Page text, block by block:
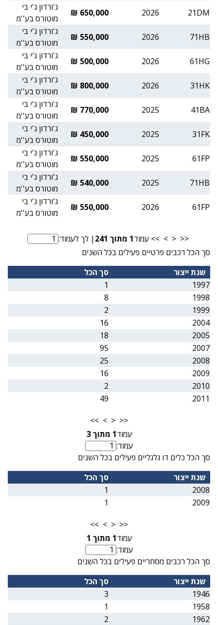
21DM
2026
650,000 ₪
ג'ורדון ג'י בי
מוטורס בע''מ
71HB
2026
550,000 ₪
ג'ורדון ג'י בי
מוטורס בע''מ
61HG
2026
500,000 ₪
ג'ורדון ג'י בי
מוטורס בע''מ
31HK
2026
800,000 ₪
ג'ורדון ג'י בי
מוטורס בע''מ
41BA
2025
770,000 ₪
ג'ורדון ג'י בי
מוטורס בע''מ
31FK
2025
450,000 ₪
ג'ורדון ג'י בי
מוטורס בע''מ
61FP
2025
550,000 ₪
ג'ורדון ג'י בי
מוטורס בע''מ
71HB
2025
540,000 ₪
ג'ורדון ג'י בי
מוטורס בע''מ
61FP
2026
550,000 ₪
ג'ורדון ג'י בי
מוטורס בע''מ
<<
<
>
>> עמוד1 מתוך 241 מספר עמוד
| לך לעמוד:
סך הכל רכבים פרטיים פעילים בכל השנים
שנת ייצור
סך הכל
1997
1
1998
8
1999
2
2004
16
2005
18
2007
95
2008
25
2009
16
2010
2
2011
49
<<
<
>
>>
עמוד1 מתוך 3
מספר עמוד
עמוד:
סך הכל כלים דו גלגליים פעילים בכל השנים
שנת ייצור
סך הכל
2008
1
2009
1
<<
<
>
>>
עמוד1 מתוך 1
מספר עמוד
עמוד:
סך הכל רכבים מסחריים פעילים בכל השנים
שנת ייצור
סך הכל
1946
3
1958
1
1962
2